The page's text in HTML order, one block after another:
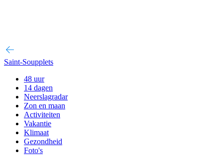
Saint-Soupplets
48 uur
14 dagen
Neerslagradar
Zon en maan
Activiteiten
Vakantie
Klimaat
Gezondheid
Foto's